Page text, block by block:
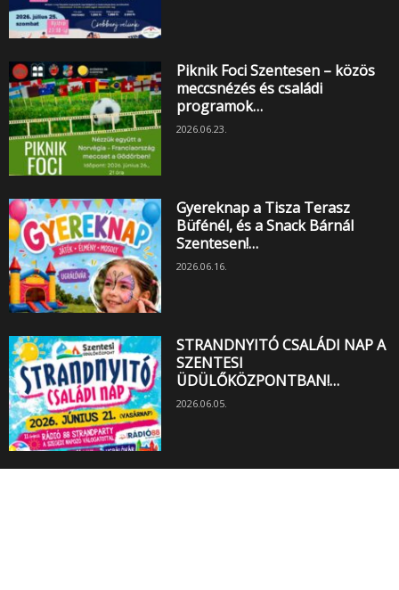
Piknik Foci Szentesen – közös
meccsnézés és családi
programok…
2026.06.23.
Gyereknap a Tisza Terasz
Büfénél, és a Snack Bárnál
Szentesen!…
2026.06.16.
STRANDNYITÓ CSALÁDI NAP A
SZENTESI
ÜDÜLŐKÖZPONTBAN!…
2026.06.05.